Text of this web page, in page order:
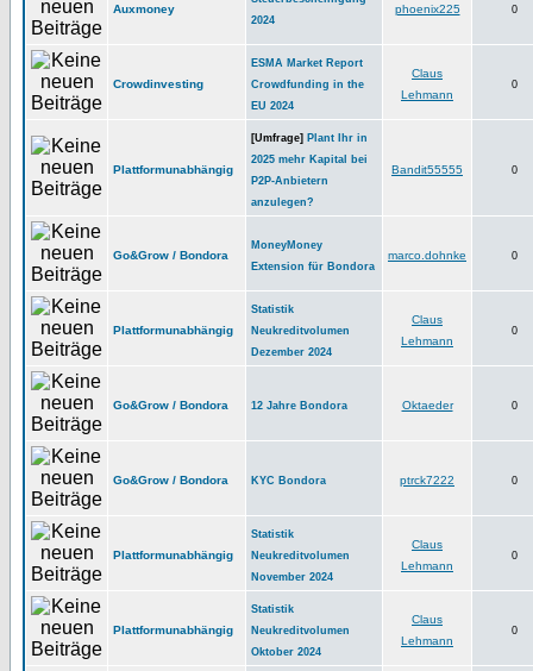
Auxmoney
2024
phoenix225 0
Crowdinvesting
ESMA Market Report
Crowdfunding in the
EU 2024
Claus
Lehmann
0
Plattformunabhängig
[Umfrage] Plant Ihr in
2025 mehr Kapital bei
P2P-Anbietern
anzulegen?
Bandit55555 0
Go&Grow / Bondora
MoneyMoney
Extension für Bondora
marco.dohnke 0
Plattformunabhängig
Statistik
Neukreditvolumen
Dezember 2024
Claus
Lehmann
0
Go&Grow / Bondora 12 Jahre Bondora Oktaeder 0
Go&Grow / Bondora KYC Bondora ptrck7222 0
Plattformunabhängig
Statistik
Neukreditvolumen
November 2024
Claus
Lehmann
0
Plattformunabhängig
Statistik
Neukreditvolumen
Oktober 2024
Claus
Lehmann
0